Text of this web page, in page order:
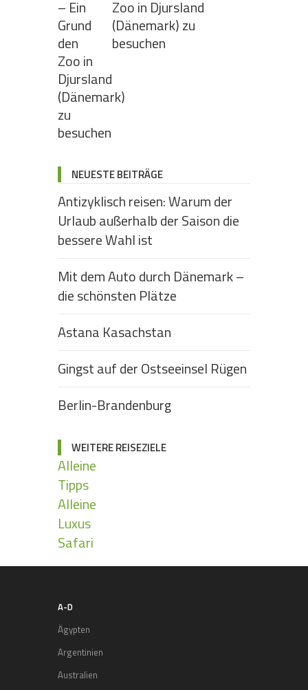
Zoo in Djursland
(Dänemark) zu
besuchen
NEUESTE BEITRÄGE
Antizyklisch reisen: Warum der
Urlaub außerhalb der Saison die
bessere Wahl ist
Mit dem Auto durch Dänemark –
die schönsten Plätze
Astana Kasachstan
Gingst auf der Ostseeinsel Rügen
Berlin-Brandenburg
WEITERE REISEZIELE
Alleine
Tipps
Alleine
Luxus
Safari
A-D
Ägypten
Argentinien
Australien